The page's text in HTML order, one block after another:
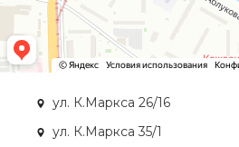
ул. К.Маркса 26/16
ул. К.Маркса 35/1